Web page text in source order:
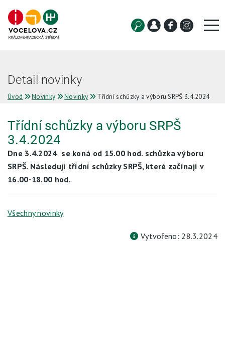
VOCELOVA.CZ
KRÁLOVEHRADECKÁ STŘEDNÍ
Student
Služby
Projekty
Detail novinky
Úvod Novinky Novinky Třídní schůzky a výboru SRPŠ 3.4.2024
Třídní schůzky a výboru SRPŠ
3.4.2024
Dne 3.4.2024 se koná od 15.00 hod. schůzka výboru
SRPŠ. Následují třídní schůzky SRPŠ, které začínají v
16.00-18.00 hod.
Všechny novinky
Vytvořeno: 28.3.2024